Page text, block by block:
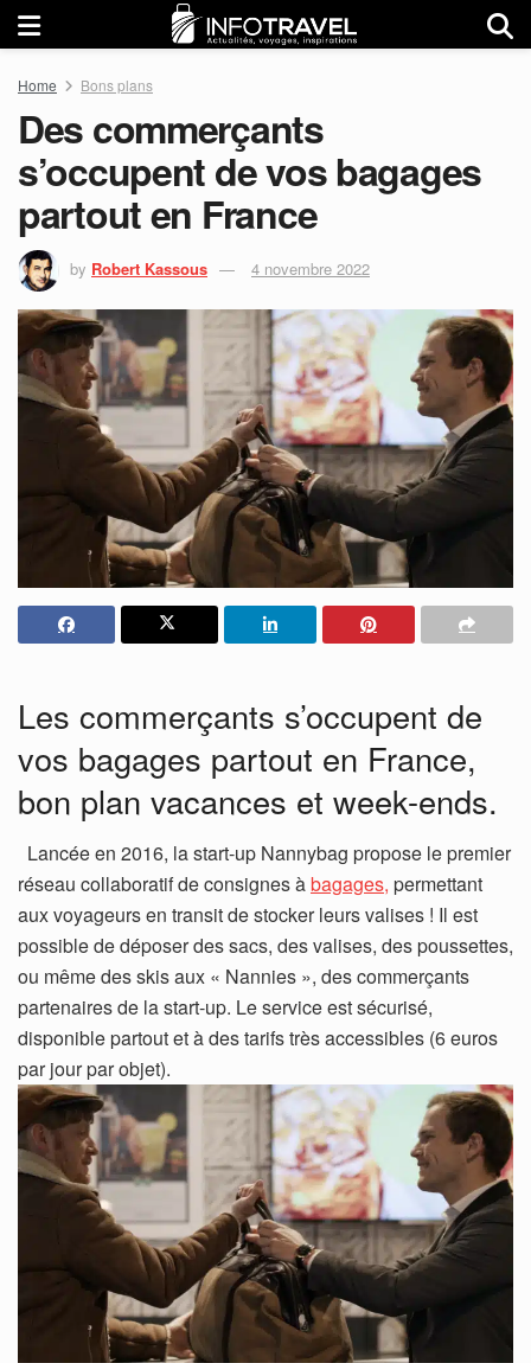
Home Bons plans
Des commerçants
s’occupent de vos bagages
partout en France
by Robert Kassous 4 novembre 2022
Les commerçants s’occupent de
vos bagages partout en France,
bon plan vacances et week-ends.
Lancée en 2016, la start-up Nannybag propose le premier
réseau collaboratif de consignes àbagages, permettant
aux voyageurs en transit de stocker leurs valises ! Il est
possible de déposer des sacs, des valises, des poussettes,
ou même des skis aux « Nannies », des commerçants
partenaires de la start-up. Le service est sécurisé,
disponible partout et à des tarifs très accessibles (6 euros
par jour par objet).